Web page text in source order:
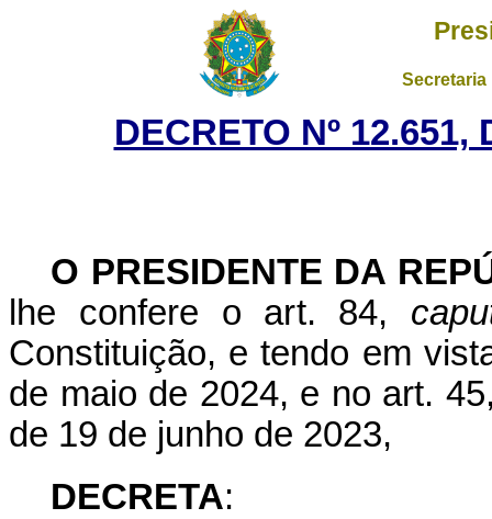
DECRETO Nº 12.651,
O PRESIDENTE DA
lhe confere o art. 84,
Constituição, e tendo em
de maio de 2024, e no art.
de 19 de junho de 2023,
DECRETA: